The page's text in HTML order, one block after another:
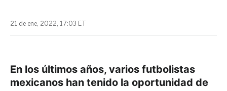
21 de ene, 2022, 17:03 ET
En los últimos años, varios futbolistas
mexicanos han tenido la oportunidad de